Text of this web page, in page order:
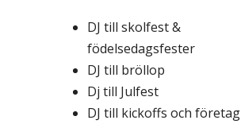
DJ till skolfest &
födelsedagsfester
DJ till bröllop
Dj till Julfest
DJ till kickoffs och företag